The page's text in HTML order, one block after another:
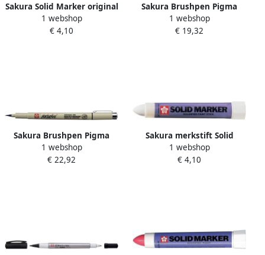
Sakura Solid Marker original
zwart
1 webshop
€ 4,10
Sakura Brushpen Pigma
medium zwart
1 webshop
€ 19,32
Sakura Brushpen Pigma
Brush zwart
1 webshop
€ 22,92
Sakura merkstift Solid
Marker wit brede punt
1 webshop
€ 4,10